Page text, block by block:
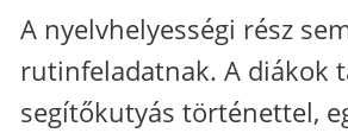
A nyelvhelyességi rész
rutinfeladatnak. A diákok
segítőkutyás történettel,